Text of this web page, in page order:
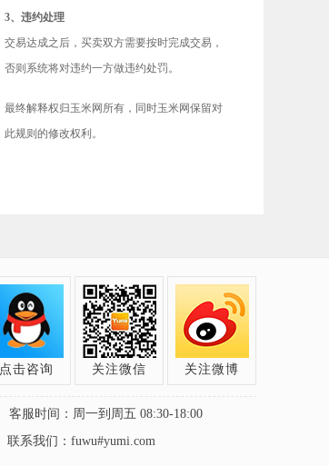
3、违约处理
交易达成之后，买卖双方需要按时完成交易，
否则系统将对违约一方做违约处罚。
最终解释权归玉米网所有，同时玉米网保留对
此规则的修改权利。
点击咨询
关注微信 关注微博
客服时间：周一到周五 08:30-18:00
联系我们：fuwu#yumi.com